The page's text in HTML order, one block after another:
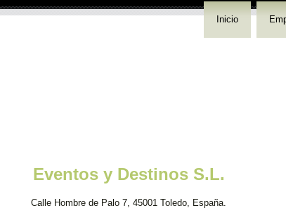
Inicio
Eventos y Destinos S.L.
Calle Hombre de Palo 7, 45001 Toledo, España.